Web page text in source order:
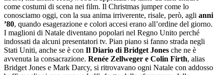
come costumi di scena nei film. Il Christmas jumper come lo
conosciamo oggi, con la sua anima irriverente, risale, però, agli anni
’80, quando esagerazione e colori accesi erano all’ordine del giorno.
I maglioni di Natale diventano popolari nel Regno Unito perché
indossati da alcuni presentatori tv. Pian piano si fanno strada negli
Stati Uniti, anche se è con Il Diario di Bridget Jones che ne è
avvenuta la consacrazione. Renée Zellweger e Colin Firth, alias
Bridget Jones e Mark Darcy, si ritrovavano ogni Natale con addosso